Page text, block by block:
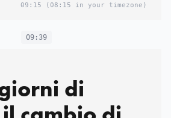
09:15 (08:15 in your timezone)
09:39
di